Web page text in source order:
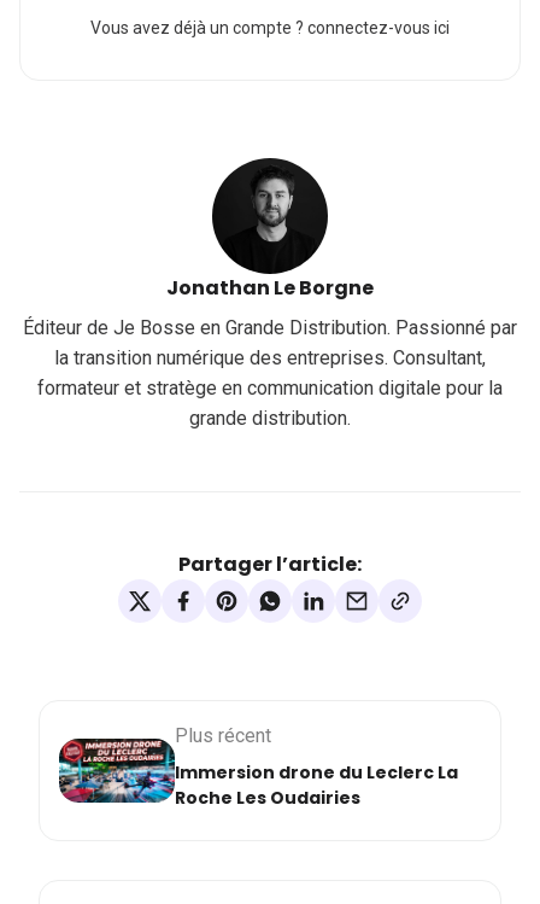
Vous avez déjà un compte ? connectez-vous ici
Jonathan Le Borgne
Éditeur de Je Bosse en Grande Distribution. Passionné par
la transition numérique des entreprises. Consultant,
formateur et stratège en communication digitale pour la
grande distribution.
Partager l’article:
Plus récent
Immersion drone du Leclerc La
Roche Les Oudairies